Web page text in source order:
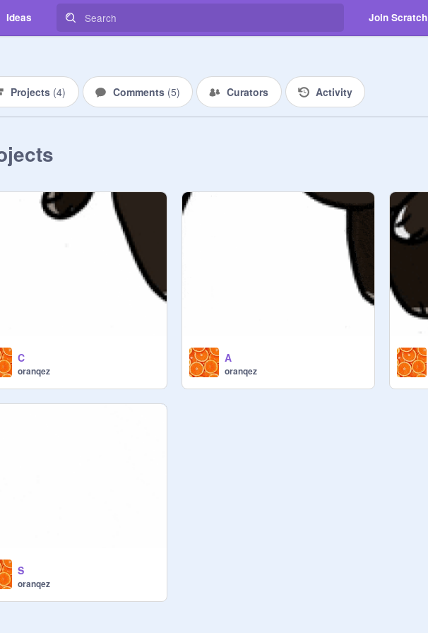
Ideas Join Scratch
Projects (4) Comments (5) Curators Activity
C
oranqez
A
oranqez
S
oranqez